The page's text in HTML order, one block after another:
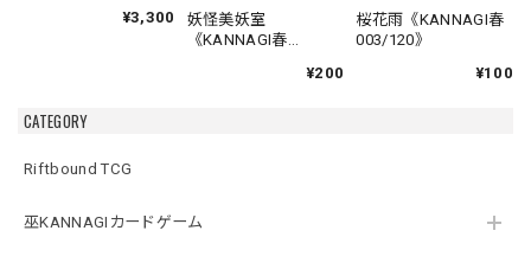
CATEGORY
Riftbound TCG
巫KANNAGIカードゲーム
¥3,300
妖怪美妖室
《KANNAGI春
¥200
桜花雨《KANNAGI春
003/120》
¥100